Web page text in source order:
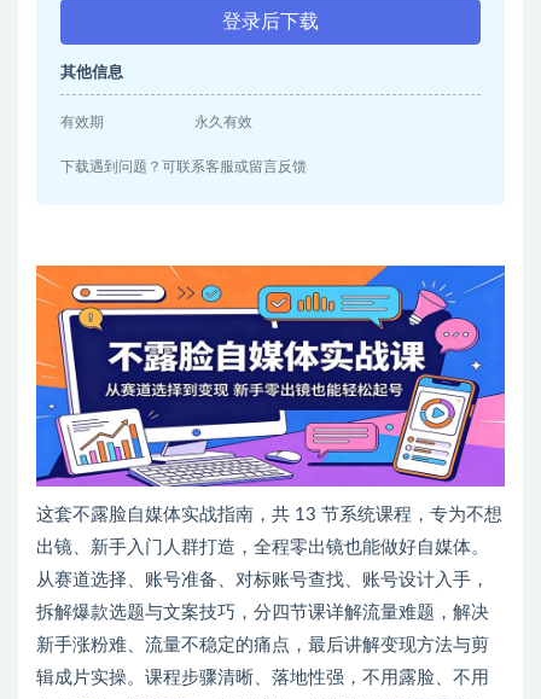
登录后下载
其他信息
有效期 永久有效
下载遇到问题？可联系客服或留言反馈
这套不露脸自媒体实战指南，共 13 节系统课程，专为不想
出镜、新手入门人群打造，全程零出镜也能做好自媒体。
从赛道选择、账号准备、对标账号查找、账号设计入手，
拆解爆款选题与文案技巧，分四节课详解流量难题，解决
新手涨粉难、流量不稳定的痛点，最后讲解变现方法与剪
辑成片实操。课程步骤清晰、落地性强，不用露脸、不用